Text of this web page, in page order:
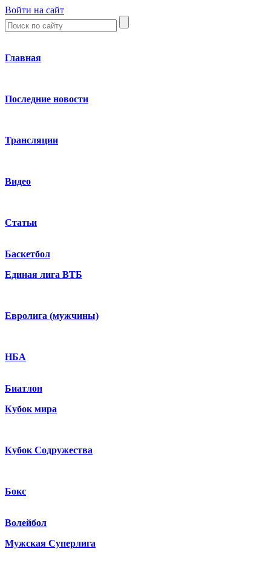
Войти на сайт
Главная
Последние новости
Трансляции
Видео
Статьи
Баскетбол
Единая лига ВТБ
Евролига (мужчины)
НБА
Биатлон
Кубок мира
Кубок Содружества
Бокс
Волейбол
Мужская Суперлига